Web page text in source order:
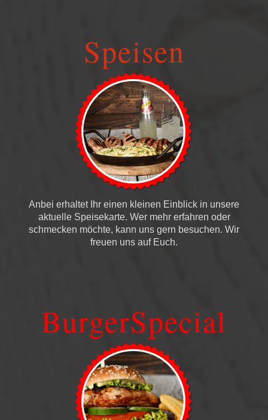
Speisen
Anbei erhaltet Ihr einen kleinen Einblick in unsere
aktuelle Speisekarte. Wer mehr erfahren oder
schmecken möchte, kann uns gern besuchen. Wir
freuen uns auf Euch.
BurgerSpecial